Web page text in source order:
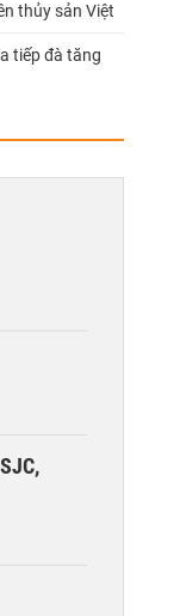
thủy sản Việt
tiếp đà tăng